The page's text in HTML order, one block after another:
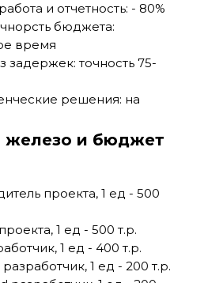
и отчетность: - 80%
бюджета:
время
задержек: точность 75-
решения: на
железо и бюджет
проекта, 1 ед - 500
1 ед - 500 т.р.
1 ед - 400 т.р.
1 ед - 200 т.р.